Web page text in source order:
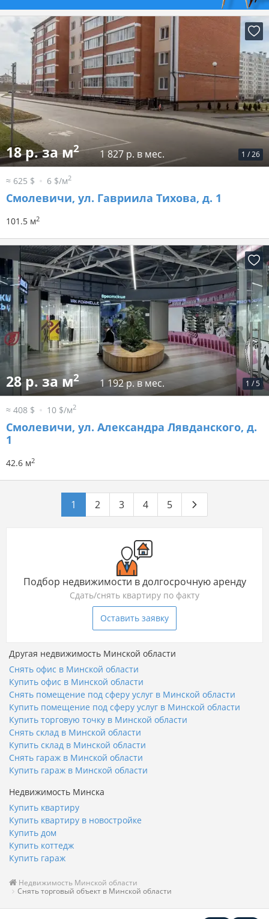
1 /26
18 р. за м2 1 827 р. в мес.
≈ 625 $ 6 $/м2
Смолевичи, ул. Гавриила Тихова, д. 1
101.5 м2
1 /5
28 р. за м2 1 192 р. в мес.
≈ 408 $ 10 $/м2
Смолевичи, ул. Александра Лявданского, д.
1
42.6 м2
1 2 3 4 5
Подбор недвижимости в долгосрочную аренду
Сдать/снять квартиру по факту
Оставить заявку
Другая недвижимость Минской области
Снять офис в Минской области
Купить офис в Минской области
Снять помещение под сферу услуг в Минской области
Купить помещение под сферу услуг в Минской области
Купить торговую точку в Минской области
Снять склад в Минской области
Купить склад в Минской области
Снять гараж в Минской области
Купить гараж в Минской области
Недвижимость Минска
Купить квартиру
Купить квартиру в новостройке
Купить дом
Купить коттедж
Купить гараж
Недвижимость Минской области
Снять торговый объект в Минской области